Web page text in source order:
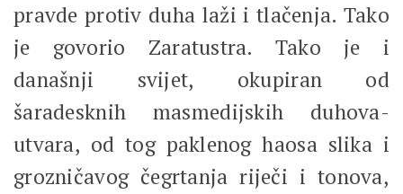
pravde protiv duha laži i tlačenja. Tako
je govorio Zaratustra. Tako je i
današnji svijet, okupiran od
šaradesknih masmedijskih duhova-
utvara, od tog paklenog haosa slika i
grozničavog čegrtanja riječi i tonova,